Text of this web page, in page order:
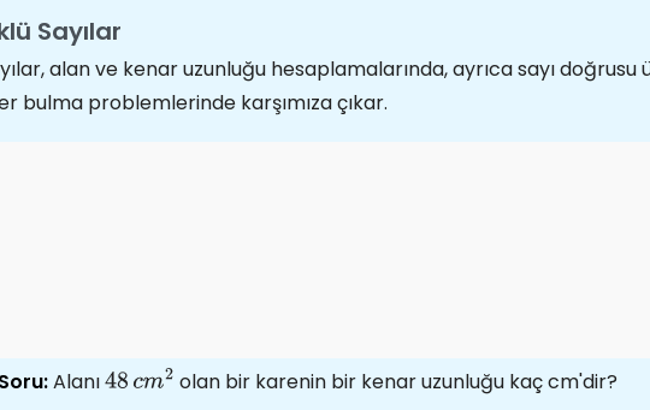
Sayılar
alan ve kenar uzunluğu hesaplamalarında, ayrıca sayı doğrusu
bulma problemlerinde karşımıza çıkar.
Alanı48 cm2 olan bir karenin bir kenar uzunluğu kaç cm'dir?